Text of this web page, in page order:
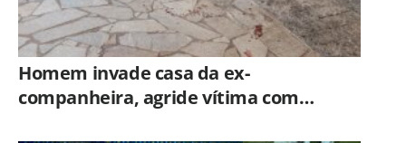
Homem invade casa da ex-
companheira, agride vítima com